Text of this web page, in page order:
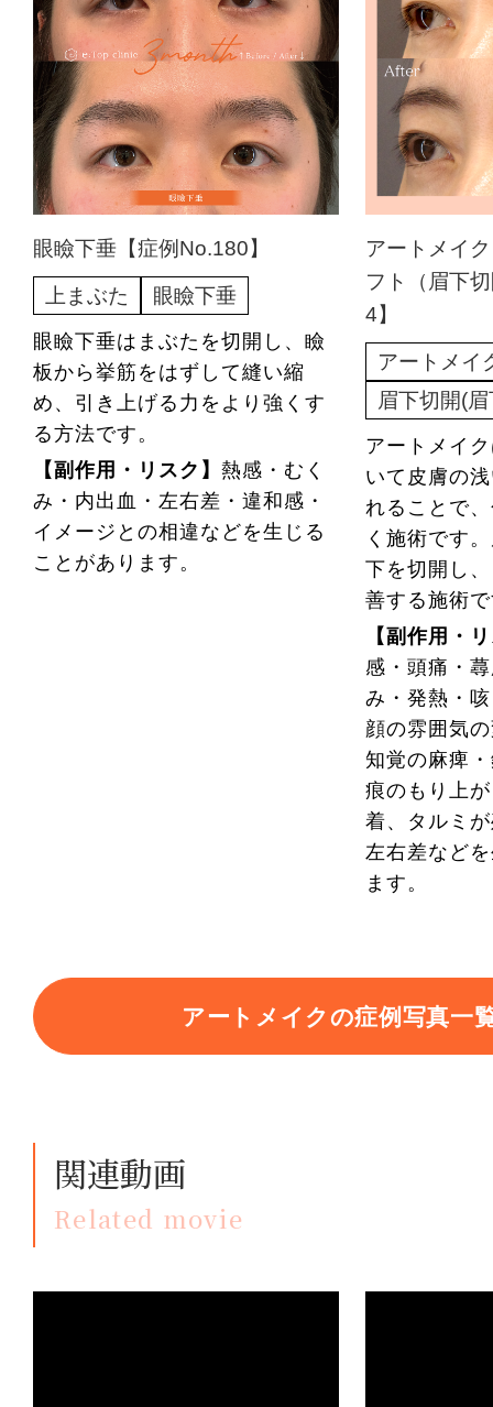
眼瞼下垂【症例No.180】
上まぶた 眼瞼下垂
眼瞼下垂はまぶたを切開し、瞼
板から挙筋をはずして縫い縮
め、引き上げる力をより強くす
る方法です。
【副作用・リスク】 熱感・むく
み・内出血・左右差・違和感・
イメージとの相違などを生じる
ことがあります。
アートメイ
フト（眉下
4】
アートメイ
眉下切開(
アートメイ
いて皮膚の
れることで
く施術です
下を切開し
善する施術
【副作用・
感・頭痛・
み・発熱・
顔の雰囲気
知覚の麻痺
痕のもり上
着、タルミ
左右差など
ます。
アートメイクの症例写真一
関連動画
Related movie